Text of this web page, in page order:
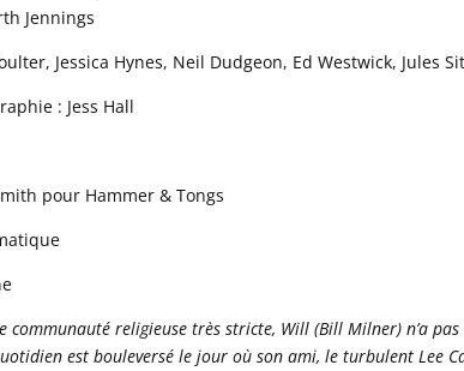
Jennings
Jessica Hynes, Neil Dudgeon, Ed Westwick, Jules
: Jess Hall
pour Hammer & Tongs
communauté religieuse très stricte, Will (Bill Milner) n’a
est bouleversé le jour où son ami, le turbulent Lee